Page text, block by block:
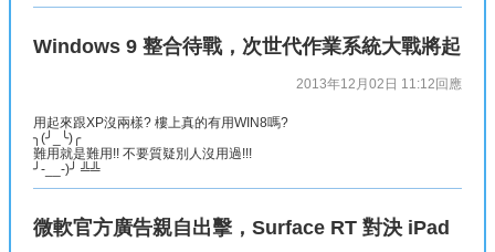
Windows 9 整合待戰，次世代作業系統大戰將起
2013年12月02日 11:12 回應
用起來跟XP沒兩樣? 樓上真的有用WIN8嗎?
╮(╯_╰)╭
難用就是難用!! 不要質疑別人沒用過!!!
╯-__-)╯ ╩╩
微軟官方廣告親自出擊，Surface RT 對決 iPad